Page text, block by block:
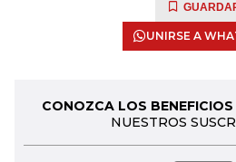
UNIRSE A
CONOZCA LOS
NUESTROS